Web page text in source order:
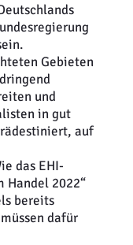
Gebieten
und
in gut
auf
das EHI-
2022“
bereits
dafür